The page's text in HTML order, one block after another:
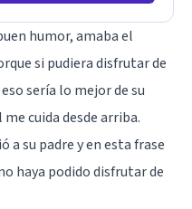
humor, amaba el
si pudiera disfrutar de
sería lo mejor de su
cuida desde arriba.
a su padre y en esta frase
haya podido disfrutar de